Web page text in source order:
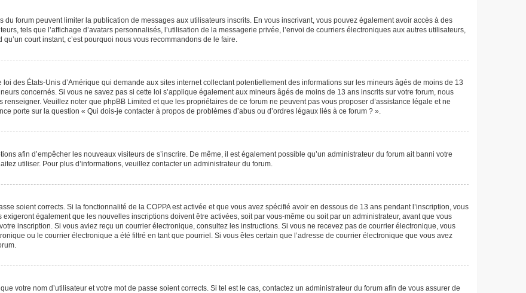
du forum peuvent limiter la publication de messages aux utilisateurs inscrits. En vous inscrivant, vous pouvez également avoir accès à des
tels que l’affichage d’avatars personnalisés, l’utilisation de la messagerie privée, l’envoi de courriers électroniques aux autres utilisateurs,
court instant, c’est pourquoi nous vous recommandons de le faire.
des États-Unis d’Amérique qui demande aux sites internet collectant potentiellement des informations sur les mineurs âgés de moins de 13
concernés. Si vous ne savez pas si cette loi s’applique également aux mineurs âgés de moins de 13 ans inscrits sur votre forum, nous
Veuillez noter que phpBB Limited et que les propriétaires de ce forum ne peuvent pas vous proposer d’assistance légale et ne
porte sur la question « Qui dois-je contacter à propos de problèmes d’abus ou d’ordres légaux liés à ce forum ? ».
afin d’empêcher les nouveaux visiteurs de s’inscrire. De même, il est également possible qu’un administrateur du forum ait banni votre
utiliser. Pour plus d’informations, veuillez contacter un administrateur du forum.
soient corrects. Si la fonctionnalité de la COPPA est activée et que vous avez spécifié avoir en dessous de 13 ans pendant l’inscription, vous
également que les nouvelles inscriptions doivent être activées, soit par vous-même ou soit par un administrateur, avant que vous
inscription. Si vous aviez reçu un courrier électronique, consultez les instructions. Si vous ne recevez pas de courrier électronique, vous
ou le courrier électronique a été filtré en tant que pourriel. Si vous êtes certain que l’adresse de courrier électronique que vous avez
votre nom d’utilisateur et votre mot de passe soient corrects. Si tel est le cas, contactez un administrateur du forum afin de vous assurer de